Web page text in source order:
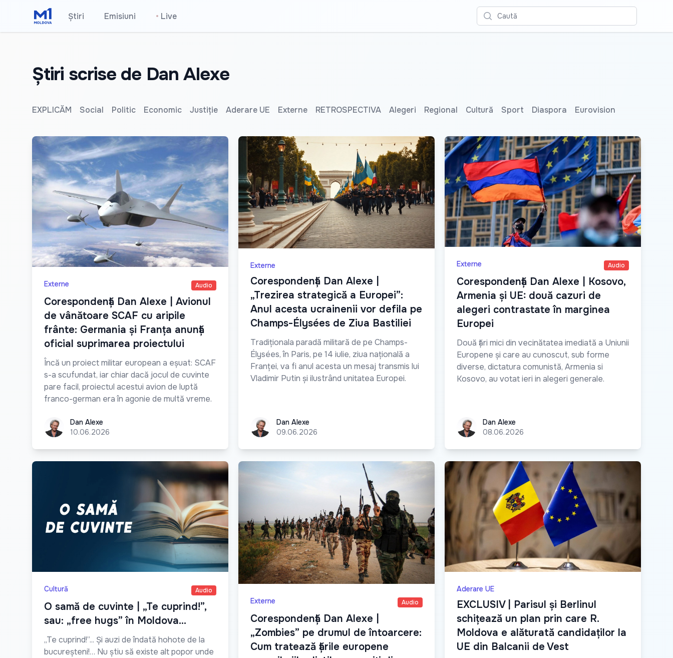
Știri Emisiuni • Live Caută
Știri scrise de Dan Alexe
EXPLICĂM Social Politic Economic Justiție Aderare UE Externe RETROSPECTIVA Alegeri Regional Cultură Sport Diaspora Eurovision
Externe Audio
Corespondență Dan Alexe | Avionul
de vânătoare SCAF cu aripile
frânte: Germania și Franța anunță
oficial suprimarea proiectului
Încă un proiect militar european a eșuat: SCAF
s-a scufundat, iar chiar dacă jocul de cuvinte
pare facil, proiectul acestui avion de luptă
franco-german era în agonie de multă vreme.
Dan AlexeDan Alexe
10.06.2026
Externe
Corespondență Dan Alexe |
„Trezirea strategică a Europei”:
Anul acesta ucrainenii vor defila pe
Champs-Élysées de Ziua Bastiliei
Tradiționala paradă militară de pe Champs-
Élysées, în Paris, pe 14 iulie, ziua națională a
Franței, va fi anul acesta un mesaj transmis lui
Vladimir Putin și ilustrând unitatea Europei.
Dan AlexeDan Alexe
09.06.2026
Externe Audio
Corespondență Dan Alexe | Kosovo,
Armenia și UE: două cazuri de
alegeri contrastate în marginea
Europei
Două țări mici din vecinătatea imediată a Uniunii
Europene și care au cunoscut, sub forme
diverse, dictatura comunistă, Armenia si
Kosovo, au votat ieri in alegeri generale.
Dan AlexeDan Alexe
08.06.2026
Cultură Audio
O samă de cuvinte | „Te cuprind!”,
sau: „free hugs” în Moldova…
„Te cuprind!”... Și auzi de îndată hohote de la
bucureșteni!… Nu știu să existe alt popor unde
Externe Audio
Corespondență Dan Alexe |
„Zombies” pe drumul de întoarcere:
Cum tratează țările europene
Aderare UE
EXCLUSIV | Parisul și Berlinul
schițează un plan prin care R.
Moldova e alăturată candidaților la
UE din Balcanii de Vest